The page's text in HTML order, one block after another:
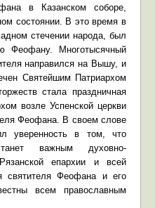
в Казанском соборе,
состоянии. В это время в
стечении народа, был
Феофану. Многотысячный
направился на Вышу, и
Святейшим Патриархом
стала праздничная
возле Успенской церкви
Феофана. В своем слове
уверенность в том, что
важным духовно-
епархии и всей
святителя Феофана и его
всем православным